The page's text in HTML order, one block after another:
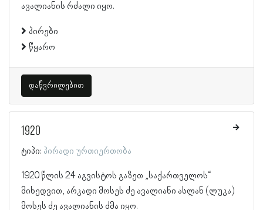
ავალიანის რძალი იყო.
პირები
წყარო
დაწვრილებით
1920
ტიპი: პირადი ურთიერთობა
1920 წლის 24 აგვისტოს გაზეთ „საქართველოს“
მიხედვით, არკადი მოსეს ძე ავალიანი ასლან (ლუკა)
მოსეს ძე ავალიანის ძმა იყო.